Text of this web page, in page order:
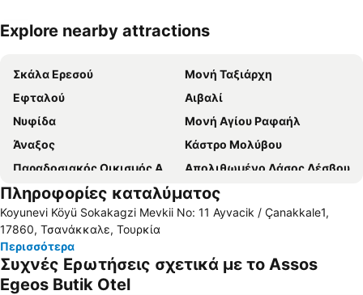
Ανάπτυξη χάρτη
Explore nearby attractions
Σκάλα Ερεσού
Μονή Ταξιάρχη
Εφταλού
Αιβαλί
Νυφίδα
Μονή Αγίου Ραφαήλ
Άναξος
Κάστρο Μολύβου
Παραδοσιακός Οικισμός Αγιάσου
Απολιθωμένο Δάσος Λέσβου
Παραδοσιακός οικισμός Μολύβου
Μουσείο Ελιάς Λέσβου
Κανόνι
Τσόνια
Παραδοσιακός Οικισμός Πέτρας
Cunda Island
Παραδοσιακός Οικισμός Παναγιούδας
Ayvacik
Πληροφορίες καταλύματος
Koyunevi Köyü Sokakagzi Mevkii No: 11 Ayvacik / Çanakkale1,
17860, Τσανάκκαλε, Τουρκία
Περισσότερα
Συχνές Ερωτήσεις σχετικά με το Assos
Egeos Butik Otel